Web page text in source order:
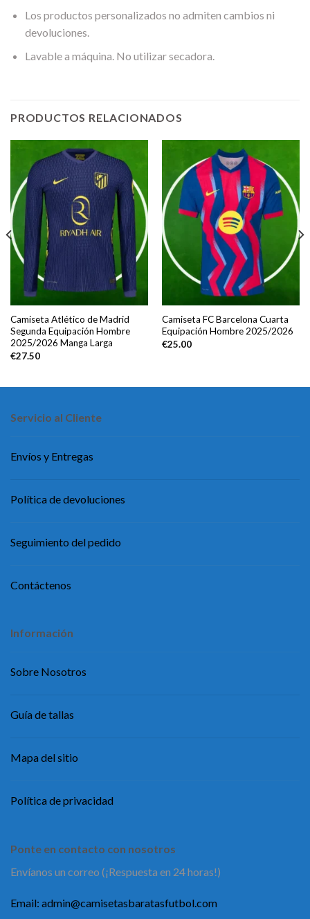
Los productos personalizados no admiten cambios ni
devoluciones.
Lavable a máquina. No utilizar secadora.
PRODUCTOS RELACIONADOS
Camiseta Atlético de Madrid
Segunda Equipación Hombre
2025/2026 Manga Larga
€27.50
Camiseta FC Barcelona Cuarta
Equipación Hombre 2025/2026
€25.00
Servicio al Cliente
Envíos y Entregas
Política de devoluciones
Seguimiento del pedido
Contáctenos
Información
Sobre Nosotros
Guía de tallas
Mapa del sitio
Política de privacidad
Ponte en contacto con nosotros
Envíanos un correo (¡Respuesta en 24 horas!)
Email: admin@camisetasbaratasfutbol.com